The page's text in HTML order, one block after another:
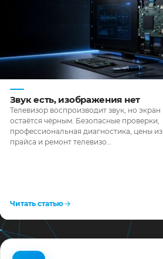
Звук есть, изображения нет
Телевизор воспроизводит звук, но экран
остаётся чёрным. Безопасные проверки,
профессиональная диагностика, цены из
прайса и ремонт телевизо…
Читать статью